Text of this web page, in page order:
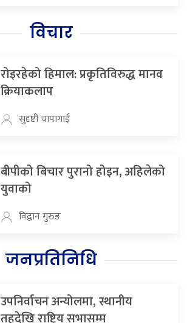
विचार
रोइरहेको हिमाल: प्रकृतिविरुद्ध मानव
क्रियाकलाप
सुदृष्टी चापागाई
बीपीको बिचार पुरानो होइन, अहिलेको
युवाको
विद्वान गुरुङ
जनप्रतिनिधि
उपनिर्वाचन अन्योलमा, स्थानीय